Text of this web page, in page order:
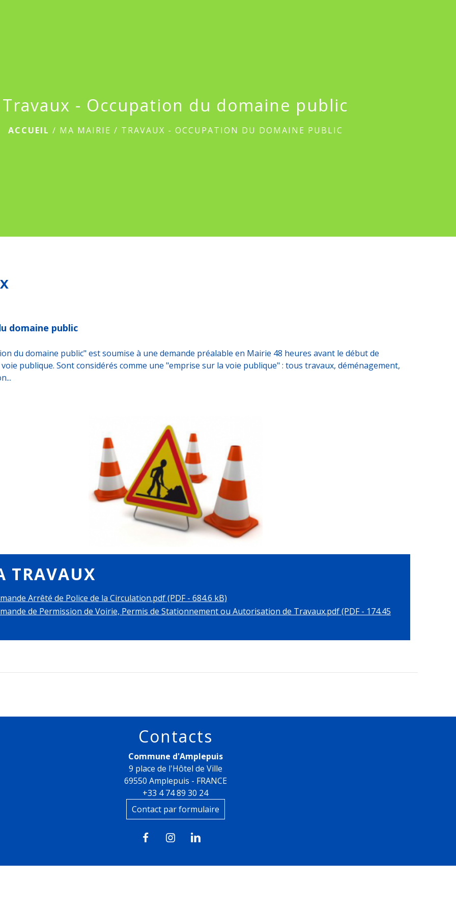
Travaux - Occupation du domaine public
ACCUEIL / MA MAIRIE / TRAVAUX - OCCUPATION DU DOMAINE PUBLIC
domaine public
du domaine public" est soumise à une demande préalable en Mairie 48 heures avant le début de
publique. Sont considérés comme une "emprise sur la voie publique" : tous travaux, déménagement,
TRAVAUX
Arrêté de Police de la Circulation.pdf (PDF - 684.6 kB)
de Permission de Voirie, Permis de Stationnement ou Autorisation de Travaux.pdf (PDF - 174.45
Contacts
Commune d'Amplepuis
9 place de l'Hôtel de Ville
69550 Amplepuis - FRANCE
+33 4 74 89 30 24
Contact par formulaire